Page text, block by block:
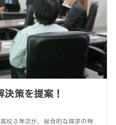
策を提案！
校３年次が、総合的な探求の時